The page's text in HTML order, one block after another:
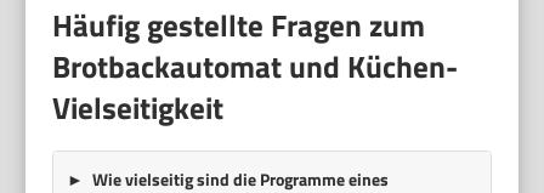
Häufig gestellte Fragen zum
Brotbackautomat und Küchen-
Vielseitigkeit
Wie vielseitig sind die Programme eines